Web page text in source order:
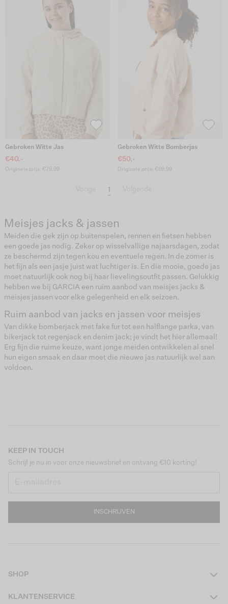
Gebroken Witte Jas
€40.-
Originele prijs: €79.99
Gebroken Witte Bomberjas
€50.-
Originele prijs: €69.99
1
Meisjes jacks & jassen
Meiden die gek zijn op buitenspelen, rennen en fietsen hebben
een goede jas nodig. Zeker op wisselvallige najaarsdagen, zodat
ze beschermd zijn tegen kou en eventuele regen. In de zomer is
het fijn als een jasje juist wat luchtiger is. En die mooie, goede jas
moet natuurlijk ook nog bij haar lievelingsoutfit passen. Gelukkig
hebben we bij GARCIA een ruim aanbod van meisjes jacks &
meisjes jassen voor elke gelegenheid en elk seizoen.
Ruim aanbod van jacks en jassen voor meisjes
Van dikke bomberjack met fake fur tot een halflange parka, van
bikerjack tot regenjack en denim jack; je vindt het hier allemaal!
Erg fijn die ruime keuze, want jonge meiden ontwikkelen al snel
hun eigen smaak en daar moet die nieuwe jas natuurlijk wel aan
voldoen.
KEEP IN TOUCH
Schrijf je nu in voor onze nieuwsbrief en ontvang €10 korting!
INSCHRIJVEN
SHOP
KLANTENSERVICE